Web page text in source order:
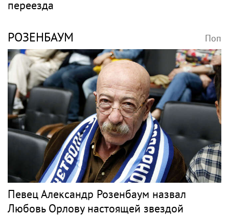
Девушка Тимати Валентина Иванова
снялась с годовалой дочерью в парной
фотосессии
Барды
СЛЕПАКОВ Поп